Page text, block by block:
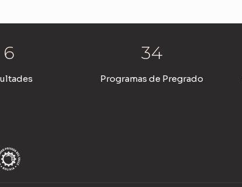
6 34
Programas de Pregrado